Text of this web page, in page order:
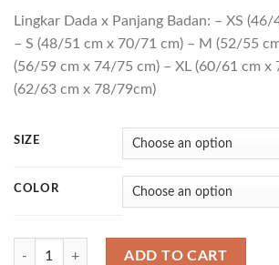
Lingkar Dada x Panjang Badan: – XS
– S (48/51 cm x 70/71 cm) – M (52/55
(56/59 cm x 74/75 cm) – XL (60/61 cm x
(62/63 cm x 78/79cm)
SIZE
COLOR
T STASHTEE 04 quantity
ADD TO CART